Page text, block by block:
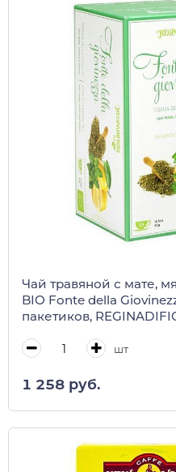
Чай травяной с мате,
BIO Fonte della
пакетиков,
шт
1 258 руб.